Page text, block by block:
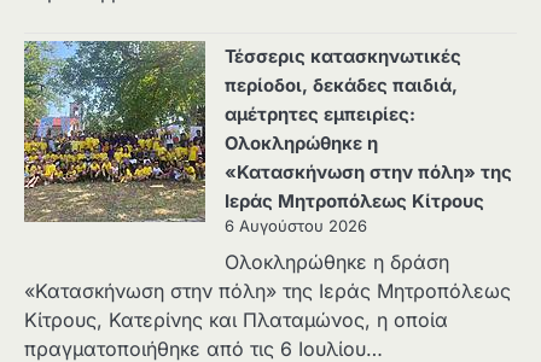
Τέσσερις κατασκηνωτικές
περίοδοι, δεκάδες παιδιά,
αμέτρητες εμπειρίες:
Ολοκληρώθηκε η
«Κατασκήνωση στην πόλη» της
Ιεράς Μητροπόλεως Κίτρους
6 Αυγούστου 2026
Ολοκληρώθηκε η δράση
«Κατασκήνωση στην πόλη» της Ιεράς Μητροπόλεως
Κίτρους, Κατερίνης και Πλαταμώνος, η οποία
πραγματοποιήθηκε από τις 6 Ιουλίου…